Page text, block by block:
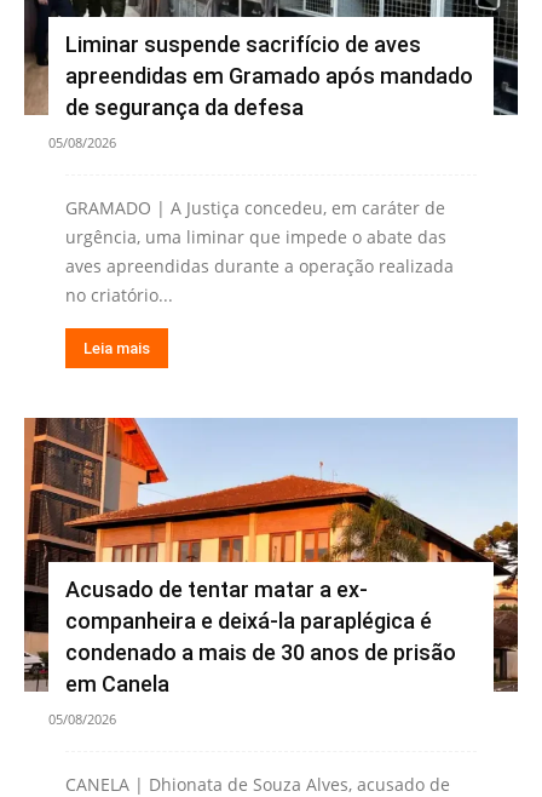
Liminar suspende sacrifício de aves
apreendidas em Gramado após mandado
de segurança da defesa
05/08/2026
GRAMADO | A Justiça concedeu, em caráter de
urgência, uma liminar que impede o abate das
aves apreendidas durante a operação realizada
no criatório...
Leia mais
Acusado de tentar matar a ex-
companheira e deixá-la paraplégica é
condenado a mais de 30 anos de prisão
em Canela
05/08/2026
CANELA | Dhionata de Souza Alves, acusado de